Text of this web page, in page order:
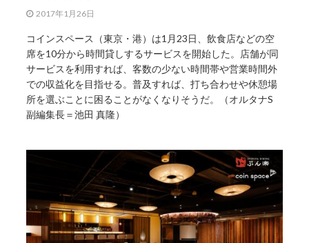
2017年1月26日
コインスペース（東京・港）は1月23日、飲食店などの空
席を10分から時間貸しするサービスを開始した。店舗が同
サービスを利用すれば、客数の少ない時間帯や営業時間外
での収益化を目指せる。普及すれば、打ち合わせや休憩場
所を選ぶことに困ることがなくなりそうだ。（オルタナS
副編集長＝池田 真隆）